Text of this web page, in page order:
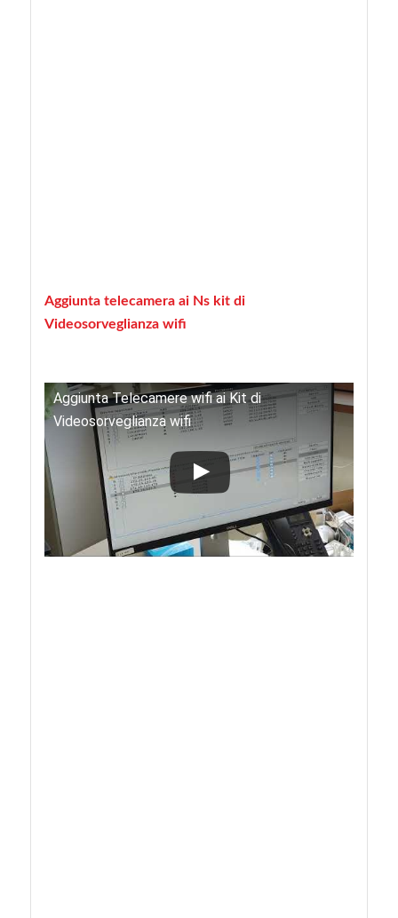
Aggiunta telecamera ai Ns kit di
Videosorveglianza wifi
Aggiunta Telecamere wifi ai Kit di
Videosorveglianza wifi